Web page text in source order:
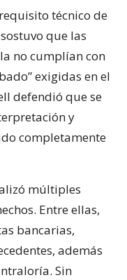
técnico de
que las
no cumplían con
exigidas en el
defendió que se
y
completamente
múltiples
Entre ellas,
bancarias,
además
Sin